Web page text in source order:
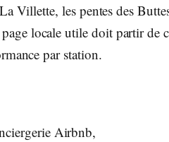
Villette, les pentes des
locale utile doit partir de
par station.
Airbnb,